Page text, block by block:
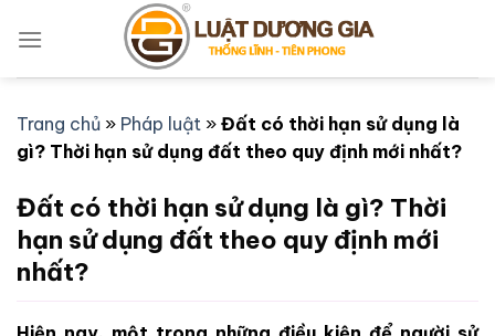
qua
Trang chủ » Pháp luật » Đất có thời hạn sử dụng là
gì? Thời hạn sử dụng đất theo quy định mới nhất?
Đất có thời hạn sử dụng là gì? Thời
hạn sử dụng đất theo quy định mới
nhất?